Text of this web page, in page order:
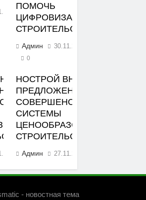
ПОМОЧЬ
ЦИФРОВИЗАЦИЯ
СТРОИТЕЛЬСТВА
Админ 30.11.2023
0
ПО
В
0
НОСТРОЙ ВНЕС
ПРЕДЛОЖЕНИЯ ПО
СОВЕРШЕНСТВОВАНИЮ
СИСТЕМЫ
ЦЕНООБРАЗОВАНИЯ В
СТРОИТЕЛЬСТВЕ
Админ 27.11.2023
- новостная тема